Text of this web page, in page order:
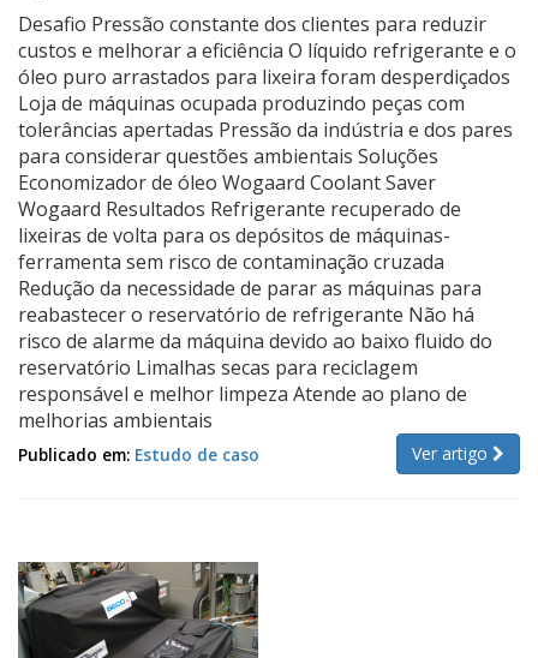
Desafio Pressão constante dos clientes para reduzir
custos e melhorar a eficiência O líquido refrigerante e o
óleo puro arrastados para lixeira foram desperdiçados
Loja de máquinas ocupada produzindo peças com
tolerâncias apertadas Pressão da indústria e dos pares
para considerar questões ambientais Soluções
Economizador de óleo Wogaard Coolant Saver
Wogaard Resultados Refrigerante recuperado de
lixeiras de volta para os depósitos de máquinas-
ferramenta sem risco de contaminação cruzada
Redução da necessidade de parar as máquinas para
reabastecer o reservatório de refrigerante Não há
risco de alarme da máquina devido ao baixo fluido do
reservatório Limalhas secas para reciclagem
responsável e melhor limpeza Atende ao plano de
melhorias ambientais
Ver artigo
Publicado em: Estudo de caso